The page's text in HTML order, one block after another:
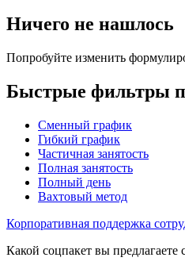
Ничего не нашлось
Попробуйте изменить
Быстрые фильтры
Сменный график
Гибкий график
Частичная занятость
Полная занятость
Полный день
Вахтовый метод
Корпоративная поддержка
Какой соцпакет вы